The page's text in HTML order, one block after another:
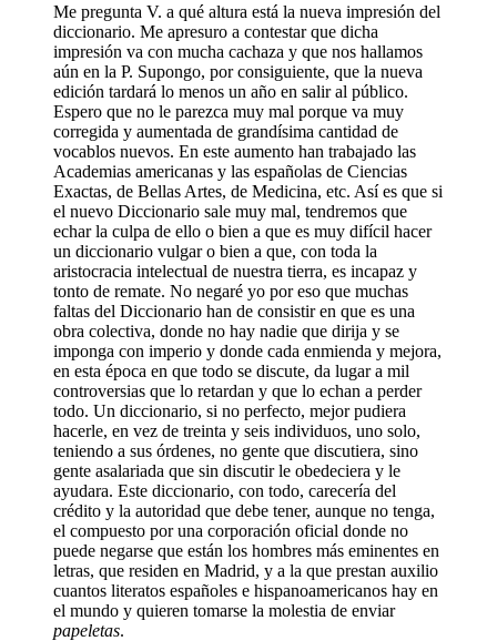
Me pregunta V. a qué altura está la nueva impresión del
diccionario. Me apresuro a contestar que dicha
impresión va con mucha cachaza y que nos hallamos
aún en la P. Supongo, por consiguiente, que la nueva
edición tardará lo menos un año en salir al público.
Espero que no le parezca muy mal porque va muy
corregida y aumentada de grandísima cantidad de
vocablos nuevos. En este aumento han trabajado las
Academias americanas y las españolas de Ciencias
Exactas, de Bellas Artes, de Medicina, etc. Así es que si
el nuevo Diccionario sale muy mal, tendremos que
echar la culpa de ello o bien a que es muy difícil hacer
un diccionario vulgar o bien a que, con toda la
aristocracia intelectual de nuestra tierra, es incapaz y
tonto de remate. No negaré yo por eso que muchas
faltas del Diccionario han de consistir en que es una
obra colectiva, donde no hay nadie que dirija y se
imponga con imperio y donde cada enmienda y mejora,
en esta época en que todo se discute, da lugar a mil
controversias que lo retardan y que lo echan a perder
todo. Un diccionario, si no perfecto, mejor pudiera
hacerle, en vez de treinta y seis individuos, uno solo,
teniendo a sus órdenes, no gente que discutiera, sino
gente asalariada que sin discutir le obedeciera y le
ayudara. Este diccionario, con todo, carecería del
crédito y la autoridad que debe tener, aunque no tenga,
el compuesto por una corporación oficial donde no
puede negarse que están los hombres más eminentes en
letras, que residen en Madrid, y a la que prestan auxilio
cuantos literatos españoles e hispanoamericanos hay en
el mundo y quieren tomarse la molestia de enviar
papeletas.